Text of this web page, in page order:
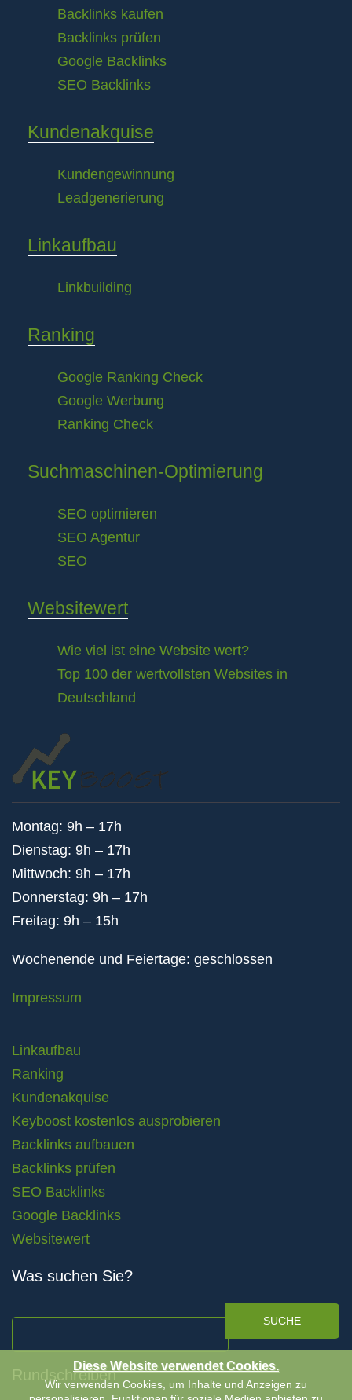
Backlinks kaufen
Backlinks prüfen
Google Backlinks
SEO Backlinks
Kundenakquise
Kundengewinnung
Leadgenerierung
Linkaufbau
Linkbuilding
Ranking
Google Ranking Check
Google Werbung
Ranking Check
Suchmaschinen-Optimierung
SEO optimieren
SEO Agentur
SEO
Websitewert
Wie viel ist eine Website wert?
Top 100 der wertvollsten Websites in
Deutschland
Montag: 9h – 17h
Dienstag: 9h – 17h
Mittwoch: 9h – 17h
Donnerstag: 9h – 17h
Freitag: 9h – 15h
Wochenende und Feiertage: geschlossen
Impressum
Linkaufbau
Ranking
Kundenakquise
Keyboost kostenlos ausprobieren
Backlinks aufbauen
Backlinks prüfen
SEO Backlinks
Google Backlinks
Websitewert
Was suchen Sie?
SUCHE
Rundschreiben
Diese Website verwendet Cookies.
Wir verwenden Cookies, um Inhalte und Anzeigen zu